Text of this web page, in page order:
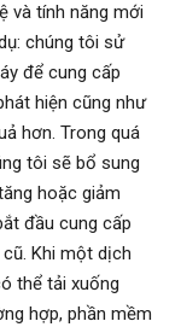
và tính năng mới
chúng tôi sử
để cung cấp
hiện cũng như
hơn. Trong quá
tôi sẽ bổ sung
hoặc giảm
đầu cung cấp
Khi một dịch
thể tải xuống
hợp, phần mềm